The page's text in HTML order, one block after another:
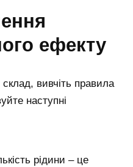
ефекту
вивчіть правила
наступні
рідини – це